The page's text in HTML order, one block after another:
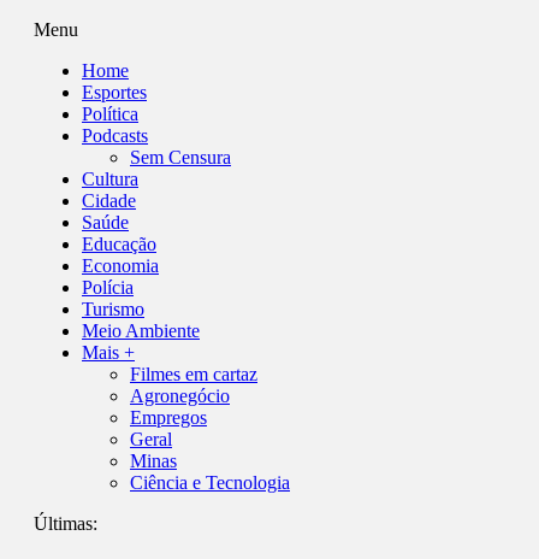
Menu
Home
Esportes
Política
Podcasts
Sem Censura
Cultura
Cidade
Saúde
Educação
Economia
Polícia
Turismo
Meio Ambiente
Mais +
Filmes em cartaz
Agronegócio
Empregos
Geral
Minas
Ciência e Tecnologia
Últimas: